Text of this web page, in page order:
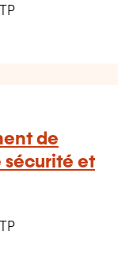
de
sécurité et